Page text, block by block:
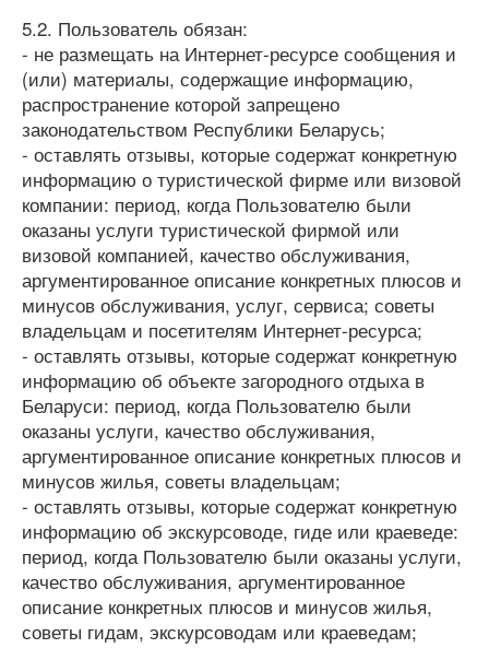
5.2. Пользователь обязан:
- не размещать на Интернет-ресурсе сообщения и
(или) материалы, содержащие информацию,
распространение которой запрещено
законодательством Республики Беларусь;
- оставлять отзывы, которые содержат конкретную
информацию о туристической фирме или визовой
компании: период, когда Пользователю были
оказаны услуги туристической фирмой или
визовой компанией, качество обслуживания,
аргументированное описание конкретных плюсов и
минусов обслуживания, услуг, сервиса; советы
владельцам и посетителям Интернет-ресурса;
- оставлять отзывы, которые содержат конкретную
информацию об объекте загородного отдыха в
Беларуси: период, когда Пользователю были
оказаны услуги, качество обслуживания,
аргументированное описание конкретных плюсов и
минусов жилья, советы владельцам;
- оставлять отзывы, которые содержат конкретную
информацию об экскурсоводе, гиде или краеведе:
период, когда Пользователю были оказаны услуги,
качество обслуживания, аргументированное
описание конкретных плюсов и минусов жилья,
советы гидам, экскурсоводам или краеведам;